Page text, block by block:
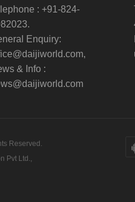
: +91-824-
Enquiry:
& Info :
Reserved.
Pvt Ltd.,